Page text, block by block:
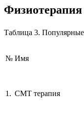
Физиотерапия
Таблица 3.
№ Имя
1. CMT терапия